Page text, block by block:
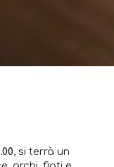
, si terrà un